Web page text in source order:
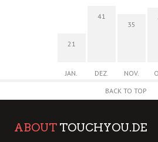
21
JAN.
41
DEZ.
35
NOV.
BACK TO TOP
ABOUT TOUCHYOU.DE